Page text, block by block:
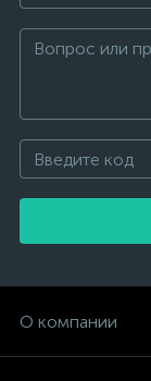
О компании